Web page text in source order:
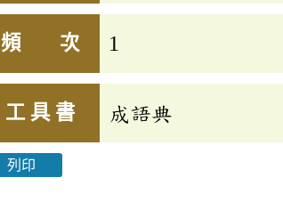
頻 次 1
工 具 書 成語典
列印